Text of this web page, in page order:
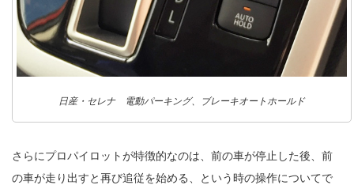
日産・セレナ 電動パーキング、ブレーキオートホールド
さらにプロパイロットが特徴的なのは、前の車が停止した後、前
の車が走り出すと再び追従を始める、という時の操作についてで